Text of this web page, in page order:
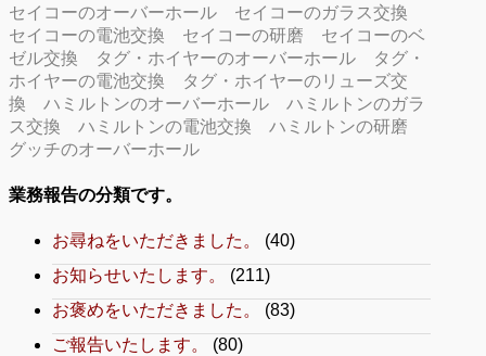
セイコーのオーバーホール
セイコーのガラス交換
セイコーの電池交換
セイコーの研磨
セイコーのベ
ゼル交換
タグ・ホイヤーのオーバーホール
タグ・
ホイヤーの電池交換
タグ・ホイヤーのリューズ交
換
ハミルトンのオーバーホール
ハミルトンのガラ
ス交換
ハミルトンの電池交換
ハミルトンの研磨
グッチのオーバーホール
業務報告の分類です。
お尋ねをいただきました。
(40)
お知らせいたします。
(211)
お褒めをいただきました。
(83)
ご報告いたします。
(80)